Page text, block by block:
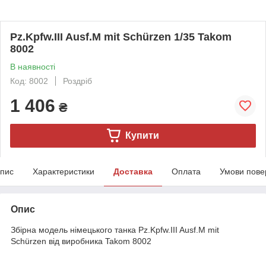
Pz.Kpfw.III Ausf.M mit Schürzen 1/35 Takom
8002
В наявності
Код: 8002
Роздріб
1 406 ₴
Купити
Характеристики Доставка Оплата Умови
Опис
Збірна модель німецького танка Pz.Kpfw.III Ausf.M mit
Schürzen від виробника Takom 8002